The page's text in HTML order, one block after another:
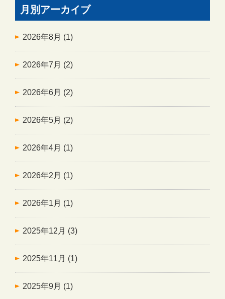
月別アーカイブ
2026年8月 (1)
2026年7月 (2)
2026年6月 (2)
2026年5月 (2)
2026年4月 (1)
2026年2月 (1)
2026年1月 (1)
2025年12月 (3)
2025年11月 (1)
2025年9月 (1)